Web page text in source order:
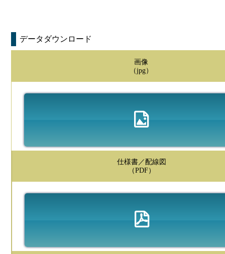
データダウンロード
画像
（jpg）
仕様書／配線図
（PDF）